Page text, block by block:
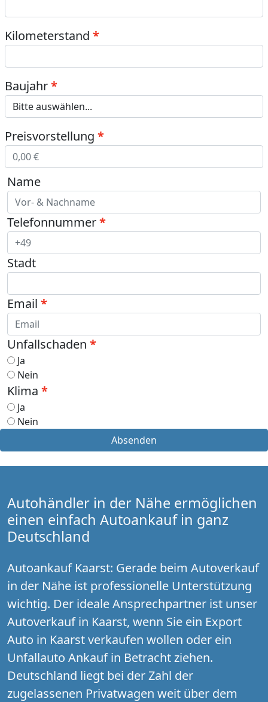
Kilometerstand
Baujahr
Preisvorstellung
Name
Telefonnummer
Stadt
Email
Unfallschaden
Ja
Nein
Klima
Ja
Nein
Absenden
Autohändler in der Nähe ermöglichen
einen einfach Autoankauf in ganz
Deutschland
Autoankauf Kaarst: Gerade beim Autoverkauf
in der Nähe ist professionelle Unterstützung
wichtig. Der ideale Ansprechpartner ist unser
Autoverkauf in Kaarst, wenn Sie ein Export
Auto in Kaarst verkaufen wollen oder ein
Unfallauto Ankauf in Betracht ziehen.
Deutschland liegt bei der Zahl der
zugelassenen Privatwagen weit über dem